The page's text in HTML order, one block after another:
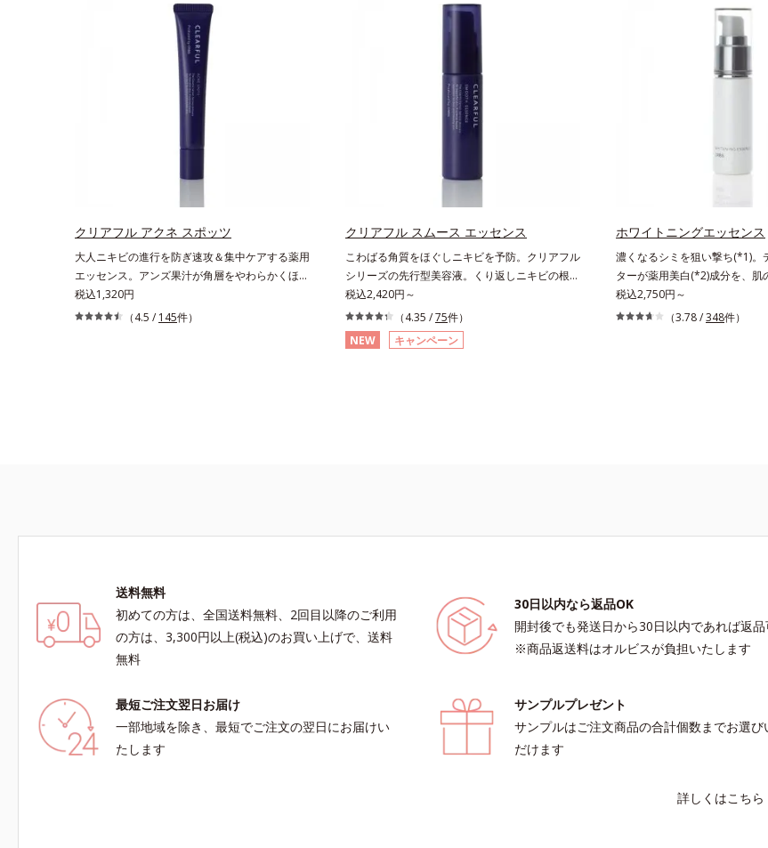
クリアフル アクネ スポッツ
大人ニキビの進行を防ぎ速攻＆集中ケアする薬用
エッセンス。アンズ果汁が角層をやわらかくほぐ
して、毛穴づまりを防ぎ、薬用成分を素早く浸透
させます。さらにイオウ、グリチルリチン酸ジカ
税込1,320円
（4.5 / 145件）
クリアフル スムース エッセンス
こわばる角質をほぐしニキビを予防。クリアフル
シリーズの先行型美容液。くり返しニキビの根本
原因と毛穴の両方にアプローチする、薬用ニキビ
スキンケア「クリアフルシリーズ」の先行型美容
液です。こわばった角質をやわらかくほぐし、毛
穴詰まりの起こりにくいなめらかな肌へ。化粧水
※アレルギーテスト済＝全ての方にアレルギーが
税込2,420円～
（4.35 /75件）
NEW
キャンペーン
ホワイトニングエッセンス
濃くなるシミを狙い撃ち(*1)。
ターが薬用美白(*2)成分を、肌
効かせる美容液。しつこいシミ
ラニン(*1)”の生成を抑え、透明
す。*1 過剰に生成されたメラ
税込2,750円～
（3.78 /348件）
送料無料
初めての方は、全国送料無料、2回目以降のご利用
の方は、3,300円以上(税込)のお買い上げで、送料
無料
30日以内なら返品OK
開封後でも発送日から30日以内であれば返
※商品返送料はオルビスが負担いたします
最短ご注文翌日お届け
一部地域を除き、最短でご注文の翌日にお届けい
たします
サンプルプレゼント
サンプルはご注文商品の合計個数までお選び
だけます
詳しくはこちら